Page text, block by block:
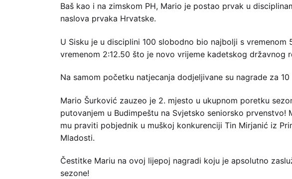
Baš kao i na zimskom PH, Mario je postao prvak u
naslova prvaka Hrvatske.
U Sisku je u disciplini 100 slobodno bio najbolji s
vremenom 2:12.50 što je novo vrijeme kadetskog državnog
Na samom početku natjecanja dodjeljivane su nagrade za
Mario Šurković zauzeo je 2. mjesto u ukupnom poretku
putovanjem u Budimpeštu na Svjetsko seniorsko
mu praviti pobjednik u muškoj konkurenciji Tin Mirjanić iz
Mladosti.
Čestitke Mariu na ovoj lijepoj nagradi koju je apsolutno
sezone!